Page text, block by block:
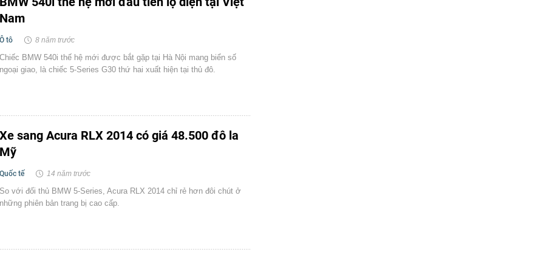
Nam
Ô tô 8 năm trước
Chiếc BMW 540i thế hệ mới được bắt gặp tại Hà Nội mang biển số
ngoại giao, là chiếc 5-Series G30 thứ hai xuất hiện tại thủ đô.
Xe sang Acura RLX 2014 có giá 48.500 đô la
Mỹ
Quốc tế 14 năm trước
So với đối thủ BMW 5-Series, Acura RLX 2014 chỉ rẻ hơn đôi chút ở
những phiên bản trang bị cao cấp.